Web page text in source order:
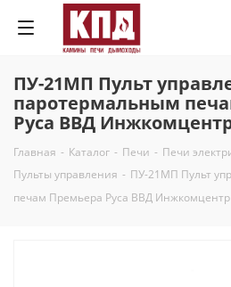
ПУ-21МП Пульт
паротермальным
Руса ВВД
Главная - Каталог - Печи - Печи
Пульты управления - ПУ-21МП Пульт
печам Премьера Руса ВВД Инжкомцентр